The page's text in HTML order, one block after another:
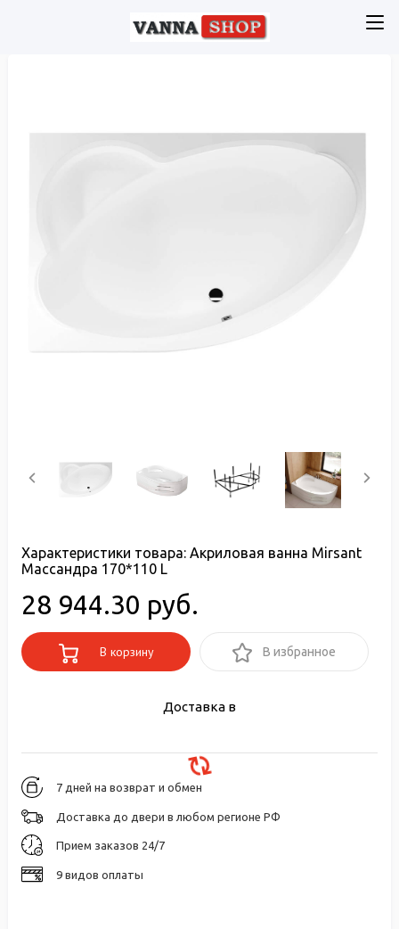
Характеристики товара: Акриловая ванна Mirsant
Массандра 170*110 L
28 944.30 руб.
В корзину В избранное
Доставка в
7 дней на возврат и обмен
Доставка до двери в любом регионе РФ
Прием заказов 24/7
9 видов оплаты